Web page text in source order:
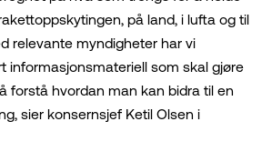
på land, i lufta og til
relevante myndigheter har vi
informasjonsmateriell som skal gjøre
forstå hvordan man kan bidra til en
sier konsernsjef Ketil Olsen i